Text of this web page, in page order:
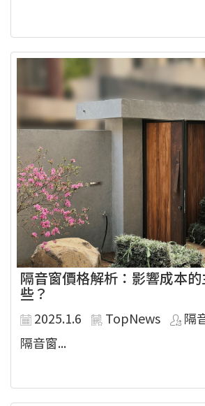
隔音窗價格解析：影響成本
些？
2025.1.6 TopNews
隔
隔音窗...